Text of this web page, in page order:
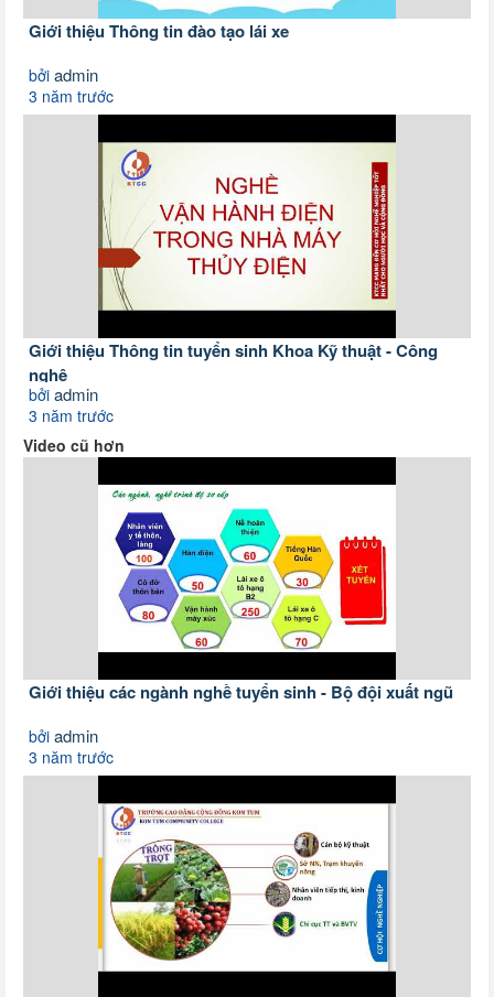
Giới thiệu Thông tin đào tạo lái xe
bởi admin
3 năm trước
Giới thiệu Thông tin tuyển sinh Khoa Kỹ thuật - Công
nghệ
bởi admin
3 năm trước
Video cũ hơn
Giới thiệu các ngành nghề tuyển sinh - Bộ đội xuất ngũ
bởi admin
3 năm trước